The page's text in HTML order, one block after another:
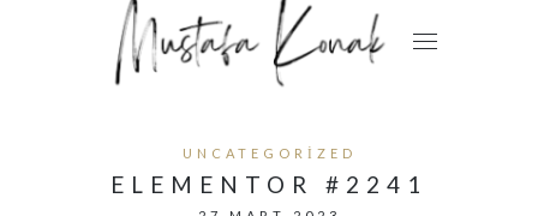
UNCATEGORIZED
ELEMENTOR #2241